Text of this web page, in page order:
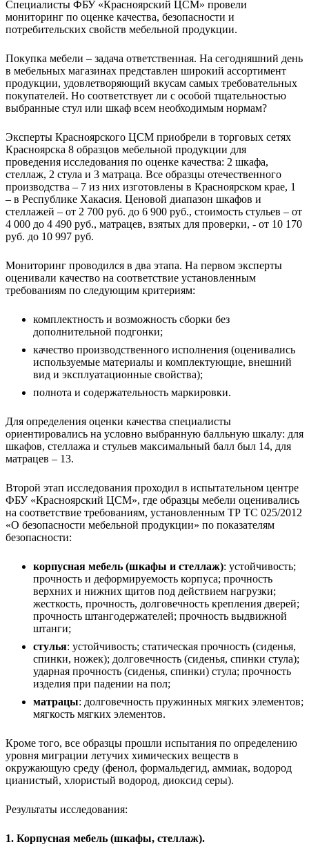
Специалисты ФБУ «Красноярский ЦСМ» провели
мониторинг по оценке качества, безопасности и
потребительских свойств мебельной продукции.
Покупка мебели – задача ответственная. На сегодняшний день
в мебельных магазинах представлен широкий ассортимент
продукции, удовлетворяющий вкусам самых требовательных
покупателей. Но соответствует ли с особой тщательностью
выбранные стул или шкаф всем необходимым нормам?
Эксперты Красноярского ЦСМ приобрели в торговых сетях
Красноярска 8 образцов мебельной продукции для
проведения исследования по оценке качества: 2 шкафа,
стеллаж, 2 стула и 3 матраца. Все образцы отечественного
производства – 7 из них изготовлены в Красноярском крае, 1
– в Республике Хакасия. Ценовой диапазон шкафов и
стеллажей – от 2 700 руб. до 6 900 руб., стоимость стульев – от
4 000 до 4 490 руб., матрацев, взятых для проверки, - от 10 170
руб. до 10 997 руб.
Мониторинг проводился в два этапа. На первом эксперты
оценивали качество на соответствие установленным
требованиям по следующим критериям:
комплектность и возможность сборки без
дополнительной подгонки;
качество производственного исполнения (оценивались
используемые материалы и комплектующие, внешний
вид и эксплуатационные свойства);
полнота и содержательность маркировки.
Для определения оценки качества специалисты
ориентировались на условно выбранную балльную шкалу: для
шкафов, стеллажа и стульев максимальный балл был 14, для
матрацев – 13.
Второй этап исследования проходил в испытательном центре
ФБУ «Красноярский ЦСМ», где образцы мебели оценивались
на соответствие требованиям, установленным ТР ТС 025/2012
«О безопасности мебельной продукции» по показателям
безопасности:
корпусная мебель (шкафы и стеллаж): устойчивость;
прочность и деформируемость корпуса; прочность
верхних и нижних щитов под действием нагрузки;
жесткость, прочность, долговечность крепления дверей;
прочность штангодержателей; прочность выдвижной
штанги;
стулья: устойчивость; статическая прочность (сиденья,
спинки, ножек); долговечность (сиденья, спинки стула);
ударная прочность (сиденья, спинки) стула; прочность
изделия при падении на пол;
матрацы: долговечность пружинных мягких элементов;
мягкость мягких элементов.
Кроме того, все образцы прошли испытания по определению
уровня миграции летучих химических веществ в
окружающую среду (фенол, формальдегид, аммиак, водород
цианистый, хлористый водород, диоксид серы).
Результаты исследования:
1. Корпусная мебель (шкафы, стеллаж).